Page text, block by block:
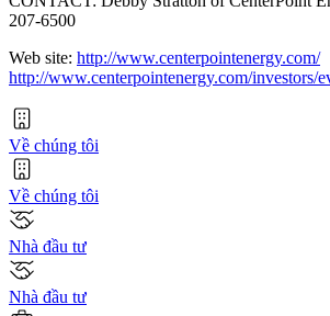
207-6500
Web site: http://www.centerpointenergy.com/
http://www.centerpointenergy.com/investors/
Về chúng tôi
Về chúng tôi
Nhà đầu tư
Nhà đầu tư